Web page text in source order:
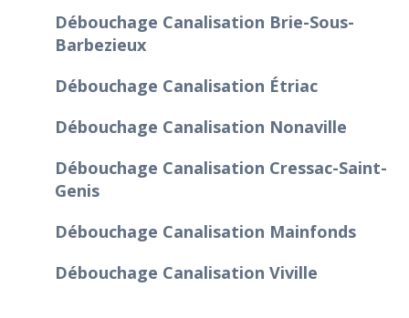
Débouchage Canalisation Brie-Sous-
Barbezieux
Débouchage Canalisation Étriac
Débouchage Canalisation Nonaville
Débouchage Canalisation Cressac-Saint-
Genis
Débouchage Canalisation Mainfonds
Débouchage Canalisation Viville